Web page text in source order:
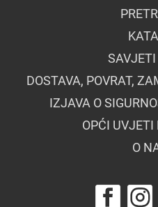
DOSTAVA, POVRAT,
IZJAVA O
OPĆI
O